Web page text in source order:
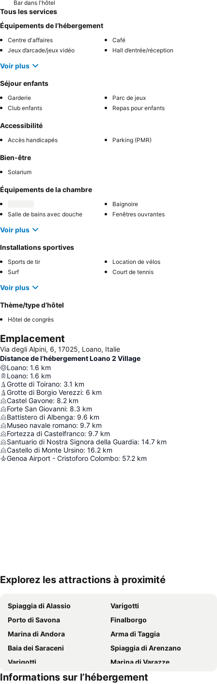
Bar dans l'hôtel
Tous les services
Équipements de l’hébergement
Centre d'affaires
Café
Jeux d’arcade/jeux vidéo
Hall d’entrée/réception
Voir plus
Séjour enfants
Garderie
Parc de jeux
Club enfants
Repas pour enfants
Accessibilité
Accès handicapés Parking (PMR)
Bien-être
Solarium
Équipements de la chambre
Baignoire
Salle de bains avec douche
Fenêtres ouvrantes
Voir plus
Installations sportives
Sports de tir
Location de vélos
Surf
Court de tennis
Voir plus
Thème/type d’hôtel
Hôtel de congrès
Emplacement
Via degli Alpini, 6, 17025, Loano, Italie
Distance de l’hébergement Loano 2 Village
Loano: 1.6 km
Loano: 1.6 km
Grotte di Toirano: 3.1 km
Grotte di Borgio Verezzi: 6 km
Castel Gavone: 8.2 km
Forte San Giovanni: 8.3 km
Battistero di Albenga: 9.6 km
Museo navale romano: 9.7 km
Fortezza di Castelfranco: 9.7 km
Santuario di Nostra Signora della Guardia: 14.7 km
Castello di Monte Ursino: 16.2 km
Genoa Airport - Cristoforo Colombo: 57.2 km
Explorez les attractions à proximité
Spiaggia di Alassio
Varigotti
Porto di Savona
Finalborgo
Marina di Andora
Arma di Taggia
Baia dei Saraceni
Spiaggia di Arenzano
Varigotti
Marina di Varazze
Borgo di Varigotti
Lido di Loano
Informations sur l’hébergement